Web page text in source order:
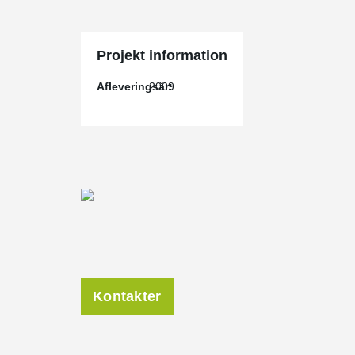
Projekt information
Afleveringsår:
2009
Kontakter